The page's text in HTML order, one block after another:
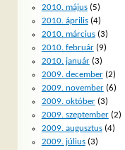
2010. május(5)
2010. április(4)
2010. március(3)
2010. február(9)
2010. január(3)
2009. december(2)
2009. november(6)
2009. október(3)
2009. szeptember(2)
2009. augusztus(4)
2009. július(3)